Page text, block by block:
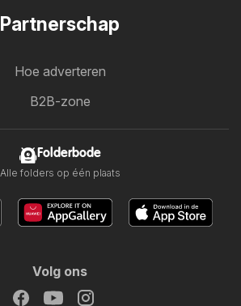
Partnerschap
Hoe adverteren
B2B-zone
Folderbode
Alle folders op één plaats
Volg ons